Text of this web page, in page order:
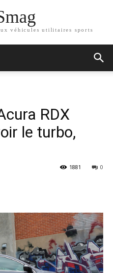
véhicules utilitaires sports
RDX
le turbo,
0
1881